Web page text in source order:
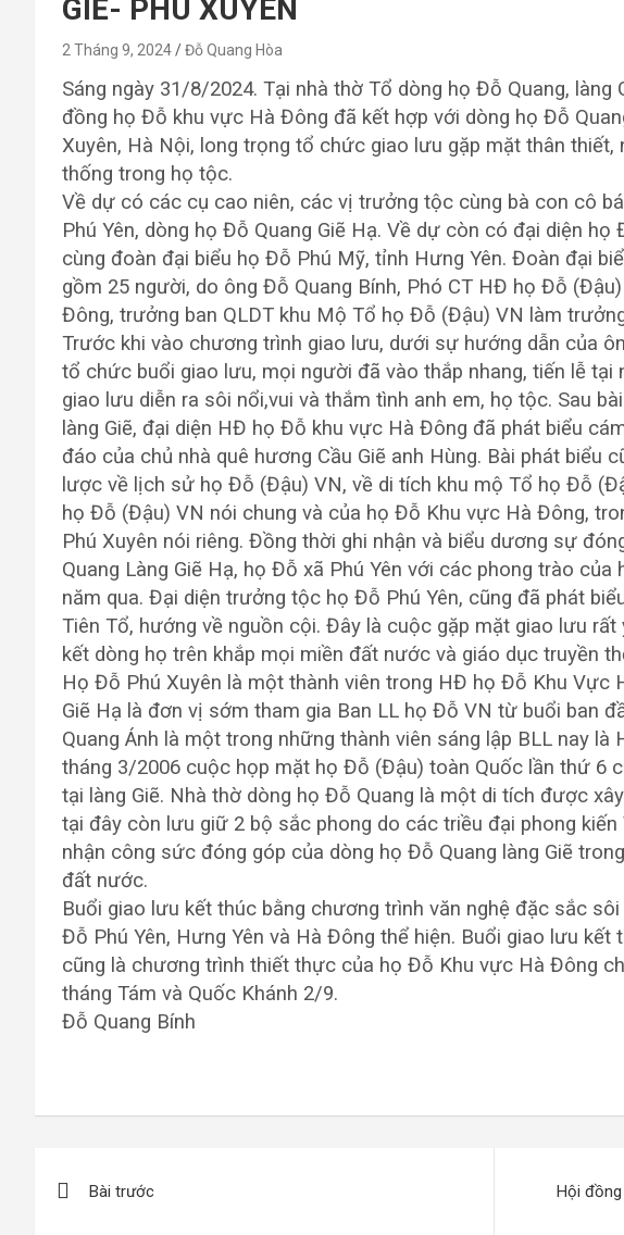
GIẼ- PHÚ XUYÊN
2 Tháng 9, 2024 Đỗ Quang Hòa
Sáng ngày 31/8/2024. Tại nhà thờ Tổ dòng họ Đỗ Quang, làng
đồng họ Đỗ khu vực Hà Đông đã kết hợp với dòng họ Đỗ
Xuyên, Hà Nội, long trọng tổ chức giao lưu gặp mặt thân thiết,
thống trong họ tộc.
Về dự có các cụ cao niên, các vị trưởng tộc cùng bà con cô
Phú Yên, dòng họ Đỗ Quang Giẽ Hạ. Về dự còn có đại diện họ
cùng đoàn đại biểu họ Đỗ Phú Mỹ, tỉnh Hưng Yên. Đoàn đại
gồm 25 người, do ông Đỗ Quang Bính, Phó CT HĐ họ Đỗ
Đông, trưởng ban QLDT khu Mộ Tổ họ Đỗ (Đậu) VN làm
Trước khi vào chương trình giao lưu, dưới sự hướng dẫn của
tổ chức buổi giao lưu, mọi người đã vào thắp nhang, tiến lễ tại
giao lưu diễn ra sôi nổi,vui và thắm tình anh em, họ tộc. Sau
làng Giẽ, đại diện HĐ họ Đỗ khu vực Hà Đông đã phát biểu
đáo của chủ nhà quê hương Cầu Giẽ anh Hùng. Bài phát biểu
lược về lịch sử họ Đỗ (Đậu) VN, về di tích khu mộ Tổ họ Đỗ
họ Đỗ (Đậu) VN nói chung và của họ Đỗ Khu vực Hà Đông,
Phú Xuyên nói riêng. Đồng thời ghi nhận và biểu dương sự
Quang Làng Giẽ Hạ, họ Đỗ xã Phú Yên với các phong trào
năm qua. Đại diện trưởng tộc họ Đỗ Phú Yên, cũng đã phát
Tiên Tổ, hướng về nguồn cội. Đây là cuộc gặp mặt giao lưu
kết dòng họ trên khắp mọi miền đất nước và giáo dục truyền
Họ Đỗ Phú Xuyên là một thành viên trong HĐ họ Đỗ Khu Vực
Giẽ Hạ là đơn vị sớm tham gia Ban LL họ Đỗ VN từ buổi ban
Quang Ánh là một trong những thành viên sáng lập BLL nay
tháng 3/2006 cuộc họp mặt họ Đỗ (Đậu) toàn Quốc lần thứ 6
tại làng Giẽ. Nhà thờ dòng họ Đỗ Quang là một di tích được
tại đây còn lưu giữ 2 bộ sắc phong do các triều đại phong
nhận công sức đóng góp của dòng họ Đỗ Quang làng Giẽ
đất nước.
Buổi giao lưu kết thúc bằng chương trình văn nghệ đặc sắc
Đỗ Phú Yên, Hưng Yên và Hà Đông thể hiện. Buổi giao lưu
cũng là chương trình thiết thực của họ Đỗ Khu vực Hà Đông
tháng Tám và Quốc Khánh 2/9.
Đỗ Quang Bính
Bài trước
Hội